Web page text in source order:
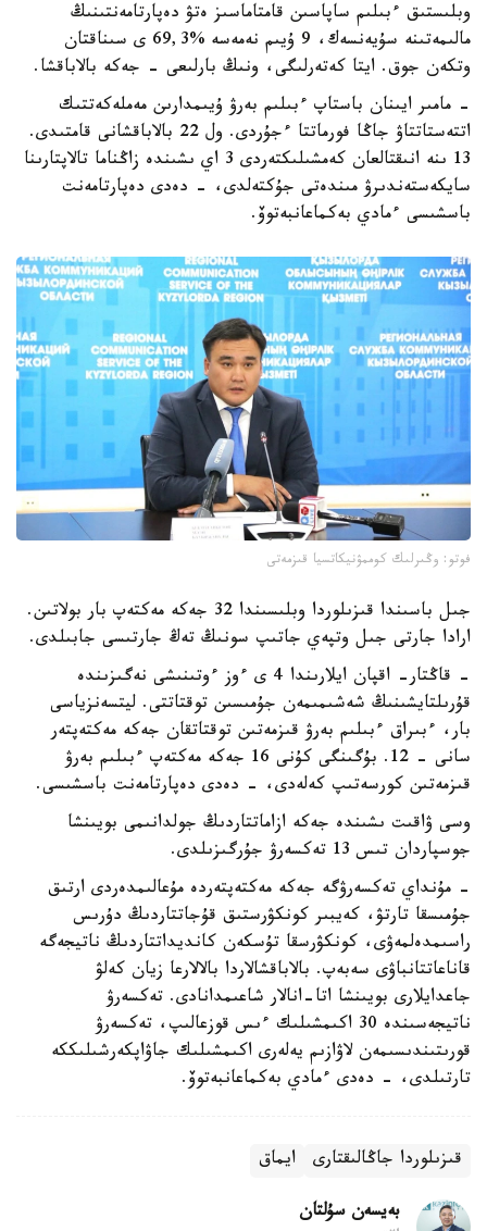
وبلىستىق ءبىلىم ساپاسىن قامتاماسىز ەتۋ دەپارتامەنتىنىڭ
مالىمەتىنە سۇيەنسەك، 9 ۇيىم نەمەسە %69,3 ى سىناقتان
وتكەن جوق. ايتا كەتەرلىگى، ونىڭ بارلىعى - جەكە بالاباقشا.
- مامىر ايىنان باستاپ ءبىلىم بەرۋ ۇيىمدارىن مەملەكەتتىك
اتتەستاتتاۋ جاڭا فورماتتا ءجۇردى. ول 22 بالاباقشانى قامتىدى.
13 ىنە انىقتالعان كەمشىلىكتەردى 3 اي ىشىندە زاڭناما تالاپتارىنا
سايكەستەندىرۋ مىندەتى جۇكتەلدى، - دەدى دەپارتامەنت
باسشىسى ءمادي بەكماعانبەتوۆ.
فوتو: وڭىرلىك كوممۋنيكاتسيا قىزمەتى
جىل باسىندا قىزىلوردا وبلىسىندا 32 جەكە مەكتەپ بار بولاتىن.
ارادا جارتى جىل وتپەي جاتىپ سونىڭ تەڭ جارتىسى جابىلدى.
- قاڭتار- اقپان ايلارىندا 4 ى ءوز ءوتىنىشى نەگىزىندە
قۇرىلتايشىنىڭ شەشىمىمەن جۇمىسىن توقتاتتى. ليتسەنزياسى
بار، ءبىراق ءبىلىم بەرۋ قىزمەتىن توقتاتقان جەكە مەكتەپتەر
سانى - 12. بۇگىنگى كۇنى 16 جەكە مەكتەپ ءبىلىم بەرۋ
قىزمەتىن كورسەتىپ كەلەدى، - دەدى دەپارتامەنت باسشىسى.
وسى ۋاقىت ىشىندە جەكە ازاماتتاردىڭ جولدانىمى بويىنشا
جوسپاردان تىس 13 تەكسەرۋ جۇرگىزىلدى.
- مۇنداي تەكسەرۋگە جەكە مەكتەپتەردە مۇعالىمدەردى ارتىق
جۇمىسقا تارتۋ، كەيبىر كونكۋرستىق قۇجاتتاردىڭ دۇرىس
راسىمدەلمەۋى، كونكۋرسقا تۇسكەن كانديداتتاردىڭ ناتيجەگە
قاناعاتتانباۋى سەبەپ. بالاباقشالاردا بالالارعا زيان كەلۋ
جاعدايلارى بويىنشا اتا-انالار شاعىمدانادى. تەكسەرۋ
ناتيجەسىندە 30 اكىمشىلىك ءىس قوزعالىپ، تەكسەرۋ
قورىتىندىسىمەن لاۋازىم يەلەرى اكىمشىلىك جاۋاپكەرشىلىككە
تارتىلدى، - دەدى ءمادي بەكماعانبەتوۆ.
قىزىلوردا جاڭالىقتارى ايماق
بەيسەن سۇلتان